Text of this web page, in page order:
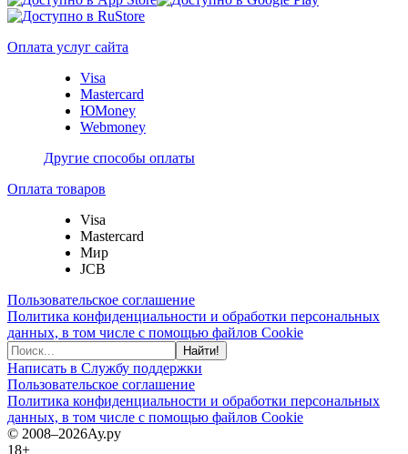
Оплата услуг сайта
Visa
Mastercard
ЮMoney
Webmoney
Другие способы оплаты
Оплата товаров
Visa
Mastercard
Мир
JCB
Пользовательское соглашение
Политика конфиденциальности и обработки персональных
данных, в том числе с помощью файлов Cookie
Найти!
Написать в Службу поддержки
Пользовательское соглашение
Политика конфиденциальности и обработки персональных
данных, в том числе с помощью файлов Cookie
© 2008–2026Ау.ру
18+